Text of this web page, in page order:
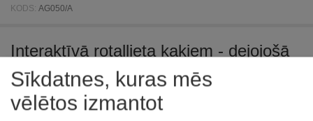
KODS: AG050/A
Interaktīvā rotaļlieta kaķiem - dejojošā
zivs ar kaķu zāli
Pieejamība: 2 gab. piegādātāju noliktavā
Sīkdatnes, kuras mēs
vēlētos izmantot